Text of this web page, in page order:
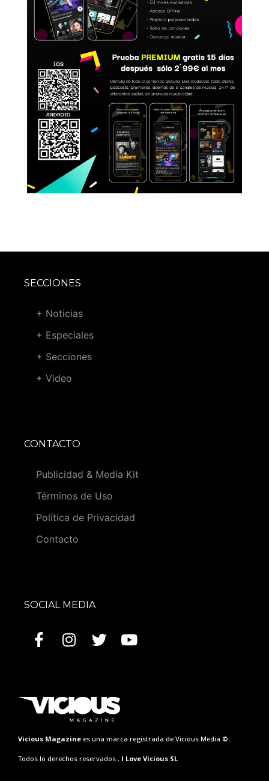
SECCIONES
+ Noticias
+ Especiales
+ Secciones
+ Video
CONTACTO
Publicidad & Media Kit
Términos de Uso
Política de Privacidad
Contacto
SOCIAL MEDIA
Vicious Magazine es una marca registrada de Vicious Media ©.
Todos lo derechos reservados . I Love Vicious SL